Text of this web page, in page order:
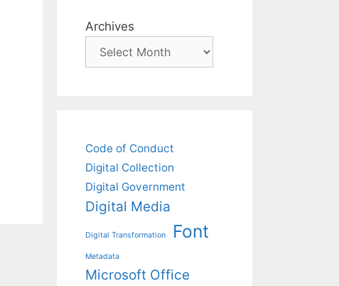
Archives
Code of Conduct
Digital Collection
Digital Government
Digital Media
Digital Transformation Font
Metadata
Microsoft Office